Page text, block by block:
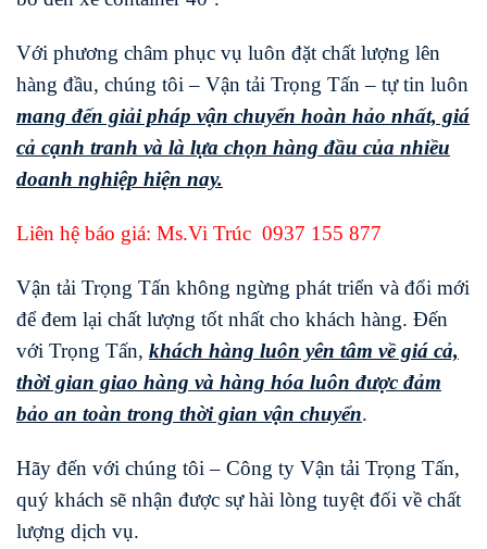
Với phương châm phục vụ luôn đặt chất lượng lên
hàng đầu, chúng tôi – Vận tải Trọng Tấn – tự tin luôn
mang đến giải pháp vận chuyển hoàn hảo nhất, giá
cả cạnh tranh và là lựa chọn hàng đầu của nhiều
doanh nghiệp hiện nay.
Liên hệ báo giá: Ms.Vi Trúc 0937 155 877
Vận tải Trọng Tấn không ngừng phát triển và đổi mới
để đem lại chất lượng tốt nhất cho khách hàng. Đến
với Trọng Tấn, khách hàng luôn yên tâm về giá cả,
thời gian giao hàng và hàng hóa luôn được đảm
bảo an toàn trong thời gian vận chuyển.
Hãy đến với chúng tôi – Công ty Vận tải Trọng Tấn,
quý khách sẽ nhận được sự hài lòng tuyệt đối về chất
lượng dịch vụ.